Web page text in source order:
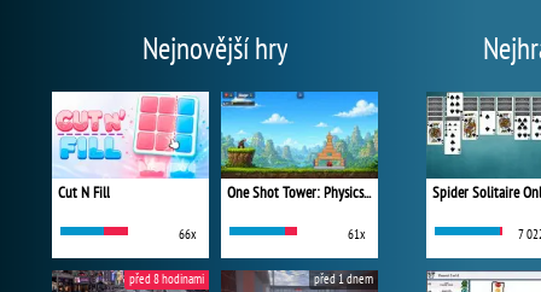
Nejnovější hry
Cut N Fill
66x
One Shot Tower: Physics Destroyer
61x
před 8 hodinami před 1 dnem
Spider Solitaire
7